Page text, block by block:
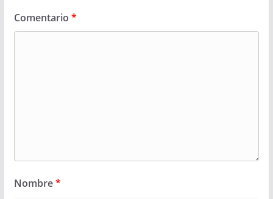
Comentario *
Nombre*